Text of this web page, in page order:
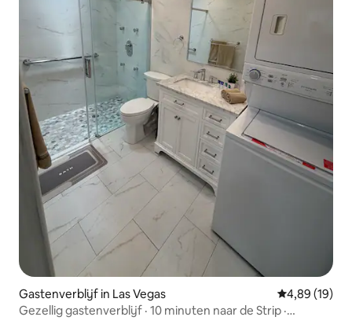
Gastenverblijf in Las Vegas Gemiddelde
4,89 (19)
Gezellig gastenverblijf · 10 minuten naar de Strip ·